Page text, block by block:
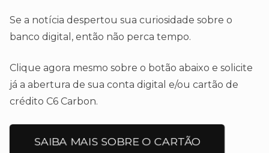
Se a notícia despertou sua curiosidade sobre o
banco digital, então não perca tempo.
Clique agora mesmo sobre o botão abaixo e solicite
já a abertura de sua conta digital e/ou cartão de
crédito C6 Carbon.
SAIBA MAIS SOBRE O CARTÃO